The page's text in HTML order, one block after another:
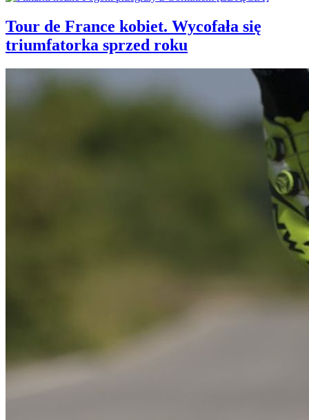
Tour de France kobiet. Wycofała się
triumfatorka sprzed roku